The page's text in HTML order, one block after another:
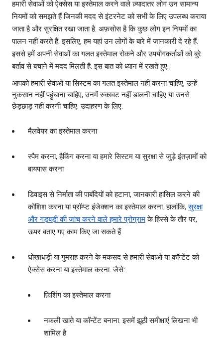
हमारी सेवाओं को ऐक्सेस या इस्तेमाल करने वाले ज़्यादातर लोग उन सामान्य
नियमों को समझते हैं जिनकी मदद से इंटरनेट को सभी के लिए उपलब्ध कराया
जाता है और सुरक्षित रखा जाता है. अफ़सोस है कि कुछ लोग इन नियमों का
पालन नहीं करते हैं. इसलिए, हम यहां उन लोगों के बारे में जानकारी दे रहे हैं.
इससे हमें अपनी सेवाओं का गलत इस्तेमाल रोकने और उपयोगकर्ताओं को बुरे
बर्ताव से बचाने में मदद मिलती है. इस बात को ध्यान में रखते हुए:
आपको हमारी सेवाओं या सिस्टम का गलत इस्तेमाल नहीं करना चाहिए, उन्हें
नुकसान नहीं पहुंचाना चाहिए, उनमें रुकावट नहीं डालनी चाहिए या उनसे
छेड़छाड़ नहीं करनी चाहिए. उदाहरण के लिए:
मैलवेयर का इस्तेमाल करना
स्पैम करना, हैकिंग करना या हमारे सिस्टम या सुरक्षा से जुड़े इंतज़ामों को
बायपास करना
डिवाइस से निर्माता की पाबंदियों को हटाना, जानकारी हासिल करने की
कोशिश करना या प्रॉम्प्ट इंजेक्शन का इस्तेमाल करना. हालांकि,सुरक्षा
और गड़बड़ी की जांच करने वाले हमारे प्रोग्रामके हिस्से के तौर पर,
ऊपर बताए गए काम किए जा सकते हैं
धोखाधड़ी या गुमराह करने के मकसद से हमारी सेवाओं या कॉन्टेंट को
ऐक्सेस करना या इस्तेमाल करना. जैसे:
फ़िशिंग का इस्तेमाल करना
नकली खाते या कॉन्टेंट बनाना. इसमें झूठी समीक्षाएं लिखना भी
शामिल है